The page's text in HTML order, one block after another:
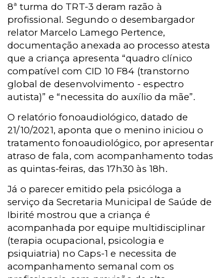
8ª turma do TRT-3 deram razão à
profissional. Segundo o desembargador
relator Marcelo Lamego Pertence,
documentação anexada ao processo atesta
que a criança apresenta “quadro clínico
compatível com CID 10 F84 (transtorno
global de desenvolvimento - espectro
autista)” e “necessita do auxílio da mãe”.
O relatório fonoaudiológico, datado de
21/10/2021, aponta que o menino iniciou o
tratamento fonoaudiológico, por apresentar
atraso de fala, com acompanhamento todas
as quintas-feiras, das 17h30 às 18h.
Já o parecer emitido pela psicóloga a
serviço da Secretaria Municipal de Saúde de
Ibirité mostrou que a criança é
acompanhada por equipe multidisciplinar
(terapia ocupacional, psicologia e
psiquiatria) no Caps-1 e necessita de
acompanhamento semanal com os